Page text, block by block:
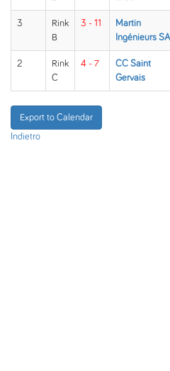
3
Rink
B
3 - 11
Martin
Ingénieurs SA
2
Rink
C
4 - 7
CC Saint
Gervais
Export to Calendar
Indietro